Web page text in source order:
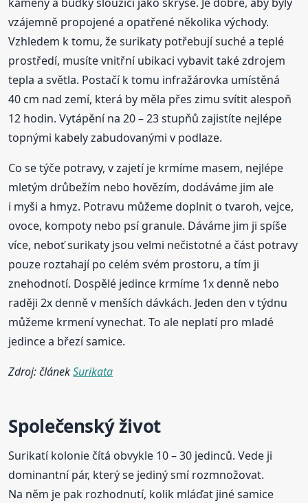
vzájemně propojené a opatřené několika východy.
Vzhledem k tomu, že surikaty potřebují suché a teplé
prostředí, musíte vnitřní ubikaci vybavit také zdrojem
tepla a světla. Postačí k tomu infražárovka umístěná
40 cm nad zemí, která by měla přes zimu svítit alespoň
12 hodin. Vytápění na 20 – 23 stupňů zajistíte nejlépe
topnými kabely zabudovanými v podlaze.
Co se týče potravy, v zajetí je krmíme masem, nejlépe
mletým drůbežím nebo hovězím, dodáváme jim ale
i myši a hmyz. Potravu můžeme doplnit o tvaroh, vejce,
ovoce, kompoty nebo psí granule. Dáváme jim ji spíše
více, neboť surikaty jsou velmi nečistotné a část potravy
pouze roztahají po celém svém prostoru, a tím ji
znehodnotí. Dospělé jedince krmíme 1x denně nebo
raději 2x denně v menších dávkách. Jeden den v týdnu
můžeme krmení vynechat. To ale neplatí pro mladé
jedince a březí samice.
Zdroj: článekSurikata
Společenský život
Surikatí kolonie čítá obvykle 10 – 30 jedinců. Vede ji
dominantní pár, který se jediný smí rozmnožovat.
Na něm je pak rozhodnutí, kolik mláďat jiné samice